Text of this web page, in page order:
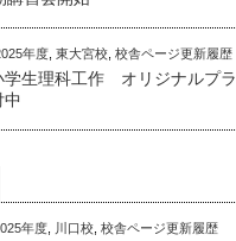
年度 東大宮校 校舎ページ更新履歴
生理科工作 オリジナルプラ
年度 川口校 校舎ページ更新履歴